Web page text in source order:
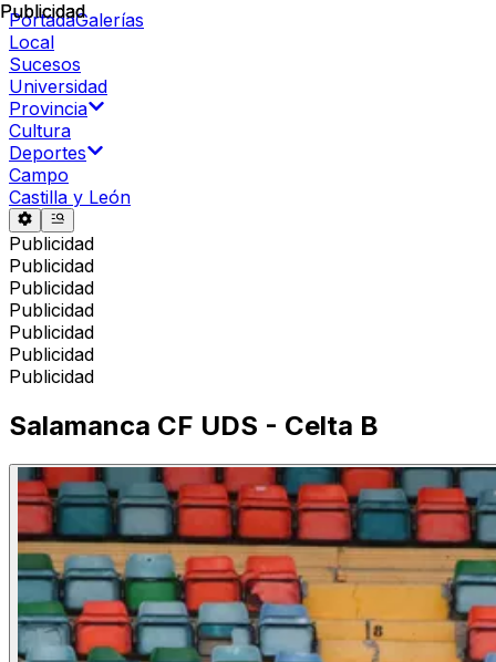
PortadaGalerías
Local
Sucesos
Universidad
Provincia
Cultura
Deportes
Campo
Castilla y León
Publicidad
Publicidad
Publicidad
Publicidad
Publicidad
Publicidad
Publicidad
Publicidad
Salamanca CF UDS - Celta B
Publicidad